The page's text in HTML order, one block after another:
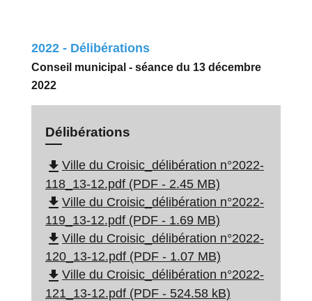
2022 - Délibérations
Conseil municipal - séance du 13 décembre
2022
Délibérations
file_download Ville du Croisic_délibération n°2022-
118_13-12.pdf (PDF - 2.45 MB)
file_download Ville du Croisic_délibération n°2022-
119_13-12.pdf (PDF - 1.69 MB)
file_download Ville du Croisic_délibération n°2022-
120_13-12.pdf (PDF - 1.07 MB)
file_download Ville du Croisic_délibération n°2022-
121_13-12.pdf (PDF - 524.58 kB)